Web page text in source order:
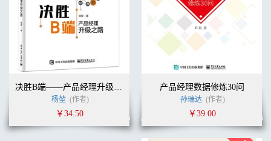
决胜B端——产品经理升级之路
杨堃 (作者)
￥34.50
产品经理数据修炼30问
孙瑞达 (作者)
￥39.00